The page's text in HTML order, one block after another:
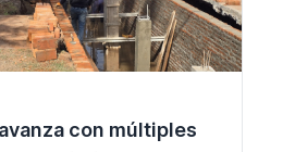
con múltiples